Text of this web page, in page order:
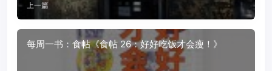
上一篇
每周一书：食帖《食帖 26：好好吃饭才会瘦！》